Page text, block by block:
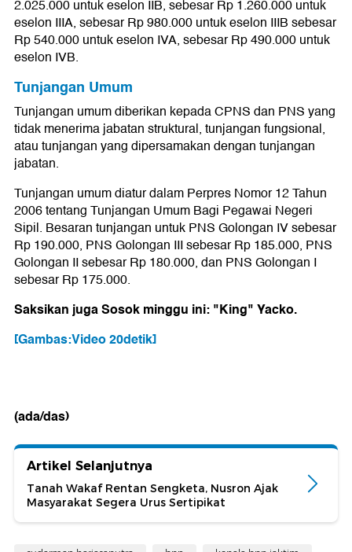
2.025.000 untuk eselon IIB, sebesar Rp 1.260.000 untuk
eselon IIIA, sebesar Rp 980.000 untuk eselon IIIB sebesar
Rp 540.000 untuk eselon IVA, sebesar Rp 490.000 untuk
eselon IVB.
Tunjangan Umum
Tunjangan umum diberikan kepada CPNS dan PNS yang
tidak menerima jabatan struktural, tunjangan fungsional,
atau tunjangan yang dipersamakan dengan tunjangan
jabatan.
Tunjangan umum diatur dalam Perpres Nomor 12 Tahun
2006 tentang Tunjangan Umum Bagi Pegawai Negeri
Sipil. Besaran tunjangan untuk PNS Golongan IV sebesar
Rp 190.000, PNS Golongan III sebesar Rp 185.000, PNS
Golongan II sebesar Rp 180.000, dan PNS Golongan I
sebesar Rp 175.000.
Saksikan juga Sosok minggu ini: "King" Yacko.
[Gambas:Video 20detik]
(ada/das)
Artikel Selanjutnya
Tanah Wakaf Rentan Sengketa, Nusron Ajak
Masyarakat Segera Urus Sertipikat